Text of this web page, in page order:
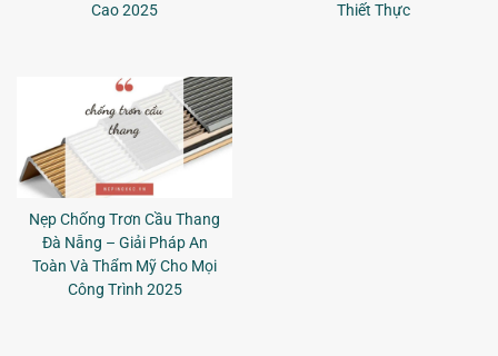
Cao 2025
Thiết Thực
Nẹp Chống Trơn Cầu Thang
Đà Nẵng – Giải Pháp An
Toàn Và Thẩm Mỹ Cho Mọi
Công Trình 2025